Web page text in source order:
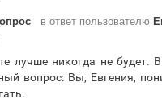
в ответ пользователю
лучше никогда не будет.
вопрос: Вы, Евгения,